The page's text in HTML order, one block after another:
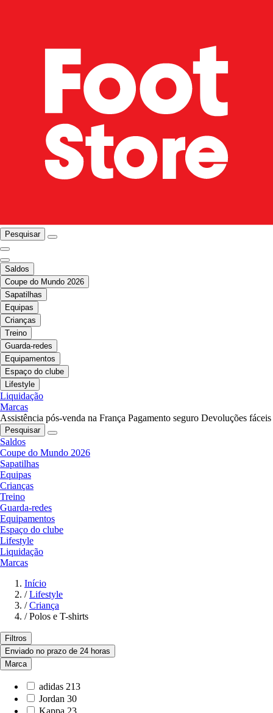
Pesquisar
Saldos
Coupe do Mundo 2026
Sapatilhas
Equipas
Crianças
Treino
Guarda-redes
Equipamentos
Espaço do clube
Lifestyle
Liquidação
Marcas
Assistência pós-venda na França Pagamento seguro Devoluções fáceis
Pesquisar
Saldos
Coupe do Mundo 2026
Sapatilhas
Equipas
Crianças
Treino
Guarda-redes
Equipamentos
Espaço do clube
Lifestyle
Liquidação
Marcas
Início
/ Lifestyle
/ Criança
/ Polos e T-shirts
Filtros
Enviado no prazo de 24 horas
Marca
adidas 213
Jordan 30